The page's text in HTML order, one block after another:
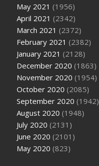
May 2021 (1956)
April 2021 (2342)
March 2021 (2372)
February 2021 (2382)
January 2021 (2128)
December 2020 (1863)
November 2020 (1954)
October 2020 (2085)
September 2020 (1942)
August 2020 (1948)
July 2020 (2131)
June 2020 (2101)
May 2020 (823)